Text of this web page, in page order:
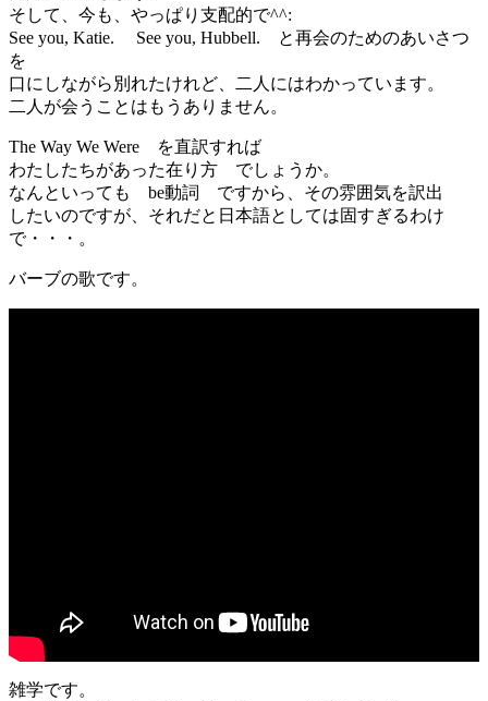
そして、今も、やっぱり支配的で^^:
See you, Katie. See you, Hubbell. と再会のためのあいさつ
を
口にしながら別れたけれど、二人にはわかっています。
二人が会うことはもうありません。
The Way We Were を直訳すれば
わたしたちがあった在り方 でしょうか。
なんといっても be動詞 ですから、その雰囲気を訳出
したいのですが、それだと日本語としては固すぎるわけ
で・・・。
バーブの歌です。
雑学です。